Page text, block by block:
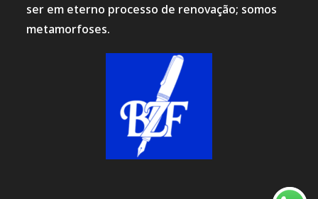
ser em eterno processo de renovação; somos
metamorfoses.